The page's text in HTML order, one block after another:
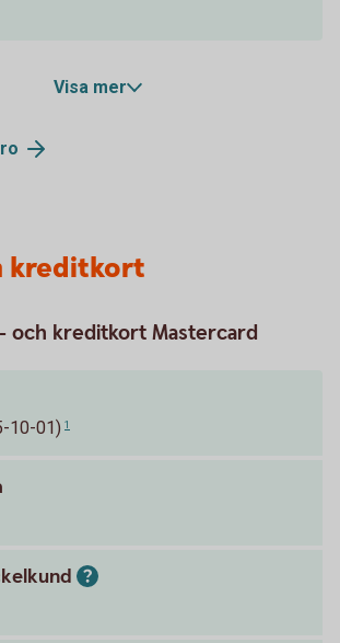
Visa mer
kreditkort
och kreditkort Mastercard
10-01) 1